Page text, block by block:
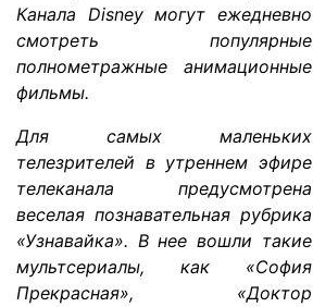
Канала Disney могут ежедневно
смотреть популярные
полнометражные анимационные
фильмы.
Для самых маленьких
телезрителей в утреннем эфире
телеканала предусмотрена
веселая познавательная рубрика
«Узнавайка». В нее вошли такие
мультсериалы, как «София
Прекрасная», «Доктор